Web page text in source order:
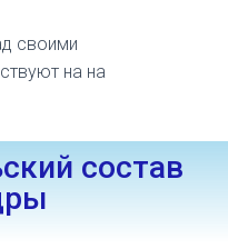
своими
на на
состав